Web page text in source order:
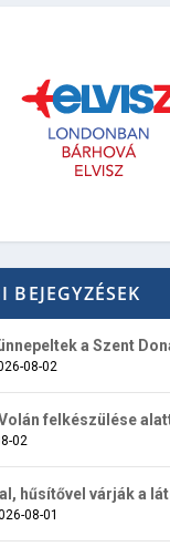
BEJEGYZÉSEK
a Szent
08-02
felkészülése
02
hűsítővel várják a
08-01